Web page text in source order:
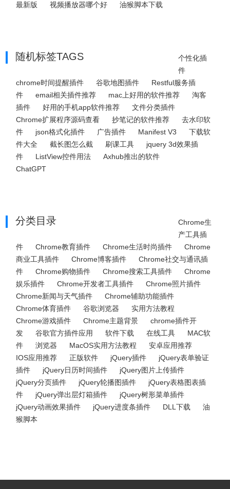
最新版
视频播放器哪个好 油猴脚本下载
随机标签TAGS
个性化插
件
chrome时间提醒插件
谷歌地图插件
Restful服务插
件
email相关插件推荐 mac上好用的软件推荐
淘客
插件
好用的手机app软件推荐
文件分类插件
Chrome扩展程序源码查看
抄笔记的软件推荐
去水印软
件
json格式化插件 广告插件 Manifest V3
下载软
件大全
截长图怎么截 刷课工具
jquery 3d效果插
件
ListView控件用法
Axhub推出的软件
ChatGPT
分类目录
Chrome生
产工具插
件
Chrome教育插件 Chrome生活时尚插件
Chrome
商业工具插件
Chrome博客插件
Chrome社交与通讯插
件
Chrome购物插件 Chrome搜索工具插件
Chrome
娱乐插件
Chrome开发者工具插件
Chrome照片插件
Chrome新闻与天气插件
Chrome辅助功能插件
Chrome体育插件
谷歌浏览器
实用方法教程
Chrome游戏插件
Chrome主题背景
chrome插件开
发
谷歌官方插件应用 软件下载 在线工具
MAC软
件
浏览器 MacOS实用方法教程
安卓应用推荐
IOS应用推荐
正版软件 jQuery插件
jQuery表单验证
插件
jQuery日历时间插件
jQuery图片上传插件
jQuery分页插件
jQuery轮播图插件
jQuery表格图表插
件
jQuery弹出层灯箱插件
jQuery树形菜单插件
jQuery动画效果插件
jQuery进度条插件 DLL下载
油
猴脚本